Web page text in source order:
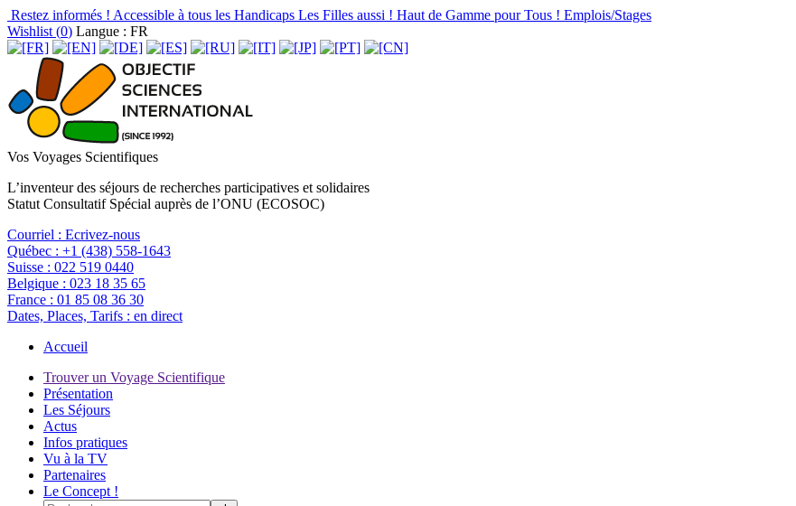
Restez informés ! Accessible à tous les Handicaps Les Filles aussi ! Haut de Gamme pour Tous ! Emplois/Stages
Wishlist (0) Langue : FR
Vos Voyages Scientifiques
L’inventeur des séjours de recherches participatives et solidaires
Statut Consultatif Spécial auprès de l’ONU (ECOSOC)
Courriel : Ecrivez-nous
Québec : +1 (438) 558-1643
Suisse : 022 519 0440
Belgique : 023 18 35 65
France : 01 85 08 36 30
Dates, Places, Tarifs : en direct
Accueil
Trouver un Voyage Scientifique
Présentation
Les Séjours
Actus
Infos pratiques
Vu à la TV
Partenaires
Le Concept !